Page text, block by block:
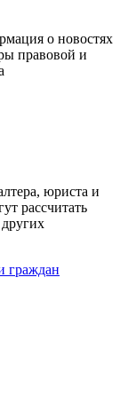
о новостях
правовой и
юриста и
рассчитать
граждан